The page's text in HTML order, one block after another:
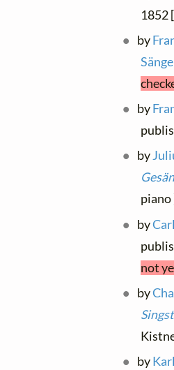
1852
by
by
by
piano
by
not
by
by